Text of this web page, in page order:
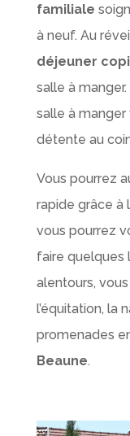
familiale
à neuf. Au
déjeuner
salle à
salle à
détente au
Vous pourrez
rapide grâce à
vous pourrez
faire quelques
alentours,
l’équitation, la
promenades
Beaune.